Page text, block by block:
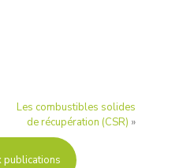
Les combustibles solides
de récupération (CSR) »
publications